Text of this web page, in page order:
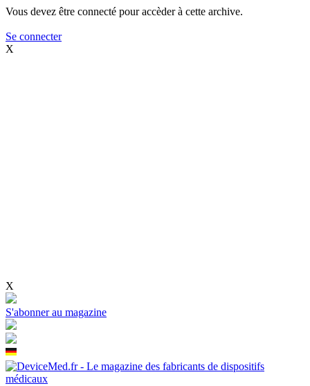
Vous devez être connecté pour accèder à cette archive.
Se connecter
X
X
S'abonner au magazine